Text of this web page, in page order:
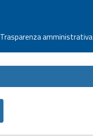
Trasparenza amministrativa